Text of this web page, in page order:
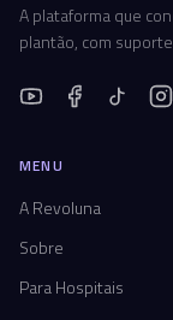
A plataforma que
plantão, com
MENU
A Revoluna
Sobre
Para Hospitais